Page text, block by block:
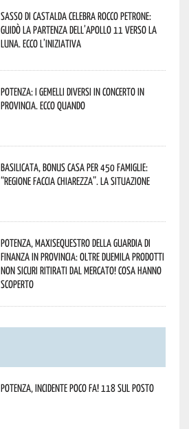
Sasso di Castalda celebra Rocco Petrone:
guidò la partenza dell’Apollo 11 verso la
Luna. Ecco l’iniziativa
Potenza: i Gemelli DiVersi in concerto in
provincia. Ecco quando
Basilicata, Bonus casa per 450 famiglie:
“Regione faccia chiarezza”. La situazione
Potenza, maxisequestro della Guardia di
Finanza in provincia: oltre duemila prodotti
non sicuri ritirati dal mercato! Cosa hanno
scoperto
Potenza, incidente poco fa! 118 sul posto